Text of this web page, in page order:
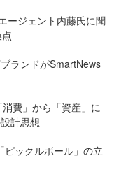
ージェント内藤氏に聞
ランドがSmartNews
費」から「資産」に
計思想
ピックルボール」の立